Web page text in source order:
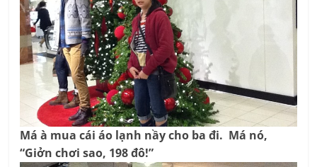
Má à mua cái áo lạnh nầy cho ba đi. Má nó,
“Giởn chơi sao, 198 đô!”